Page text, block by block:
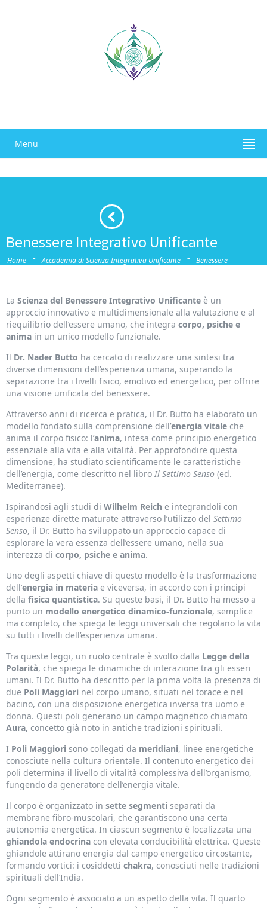
Menu
Benessere Integrativo Unificante
Home · Accademia di Scienza Integrativa Unificante · Benessere
La Scienza del Benessere Integrativo Unificante è un
approccio innovativo e multidimensionale alla valutazione e al
riequilibrio dell’essere umano, che integra corpo, psiche e
anima in un unico modello funzionale.
Il Dr. Nader Butto ha cercato di realizzare una sintesi tra
diverse dimensioni dell’esperienza umana, superando la
separazione tra i livelli fisico, emotivo ed energetico, per offrire
una visione unificata del benessere.
Attraverso anni di ricerca e pratica, il Dr. Butto ha elaborato un
modello fondato sulla comprensione dell’energia vitale che
anima il corpo fisico: l’anima, intesa come principio energetico
essenziale alla vita e alla vitalità. Per approfondire questa
dimensione, ha studiato scientificamente le caratteristiche
dell’energia, come descritto nel libro Il Settimo Senso (ed.
Mediterranee).
Ispirandosi agli studi di Wilhelm Reich e integrandoli con
esperienze dirette maturate attraverso l’utilizzo del Settimo
Senso, il Dr. Butto ha sviluppato un approccio capace di
esplorare la vera essenza dell’essere umano, nella sua
interezza di corpo, psiche e anima.
Uno degli aspetti chiave di questo modello è la trasformazione
dell’energia in materia e viceversa, in accordo con i principi
della fisica quantistica. Su queste basi, il Dr. Butto ha messo a
punto un modello energetico dinamico-funzionale, semplice
ma completo, che spiega le leggi universali che regolano la vita
su tutti i livelli dell’esperienza umana.
Tra queste leggi, un ruolo centrale è svolto dalla Legge della
Polarità, che spiega le dinamiche di interazione tra gli esseri
umani. Il Dr. Butto ha descritto per la prima volta la presenza di
due Poli Maggiori nel corpo umano, situati nel torace e nel
bacino, con una disposizione energetica inversa tra uomo e
donna. Questi poli generano un campo magnetico chiamato
Aura, concetto già noto in antiche tradizioni spirituali.
I Poli Maggiori sono collegati da meridiani, linee energetiche
conosciute nella cultura orientale. Il contenuto energetico dei
poli determina il livello di vitalità complessiva dell’organismo,
fungendo da generatore dell’energia vitale.
Il corpo è organizzato in sette segmenti separati da
membrane fibro-muscolari, che garantiscono una certa
autonomia energetica. In ciascun segmento è localizzata una
ghiandola endocrina con elevata conducibilità elettrica. Queste
ghiandole attirano energia dal campo energetico circostante,
formando vortici: i cosiddetti chakra, conosciuti nelle tradizioni
spirituali dell’India.
Ogni segmento è associato a un aspetto della vita. Il quarto